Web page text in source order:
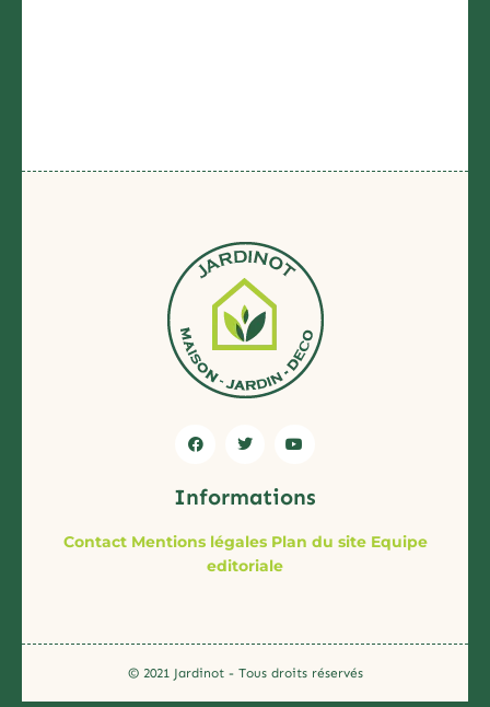
Informations
Contact Mentions légales Plan du site Equipe
editoriale
© 2021 Jardinot - Tous droits réservés